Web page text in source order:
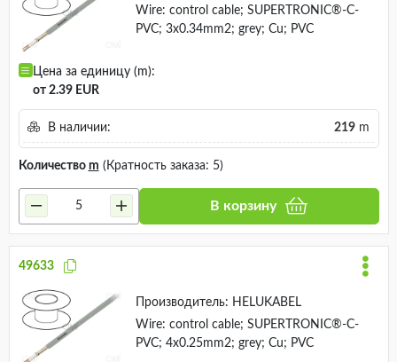
Wire: control cable; SUPERTRONIC®-C-
PVC; 3x0.34mm2; grey; Cu; PVC
Цена за единицу (m):
от 2.39 EUR
В наличии: 219m
Количество m (Кратность заказа: 5)
В корзину
49633
Производитель: HELUKABEL
Wire: control cable; SUPERTRONIC®-C-
PVC; 4x0.25mm2; grey; Cu; PVC